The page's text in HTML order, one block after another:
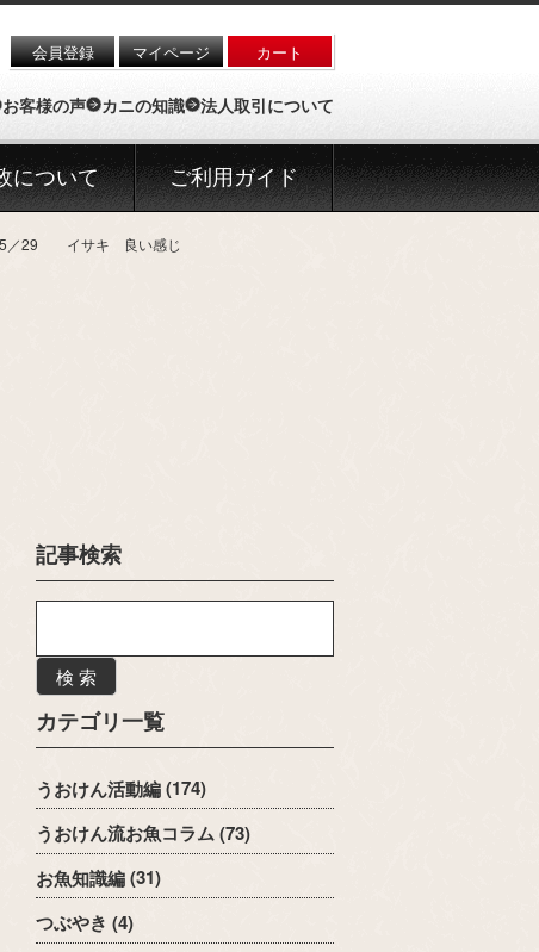
会員登録 マイページ カート
お客様の声 カニの知識 法人取引について
について ご利用ガイド
5／29 イサキ 良い感じ
記事検索
検 索
カテゴリ一覧
うおけん活動編(174)
うおけん流お魚コラム(73)
お魚知識編(31)
つぶやき (4)